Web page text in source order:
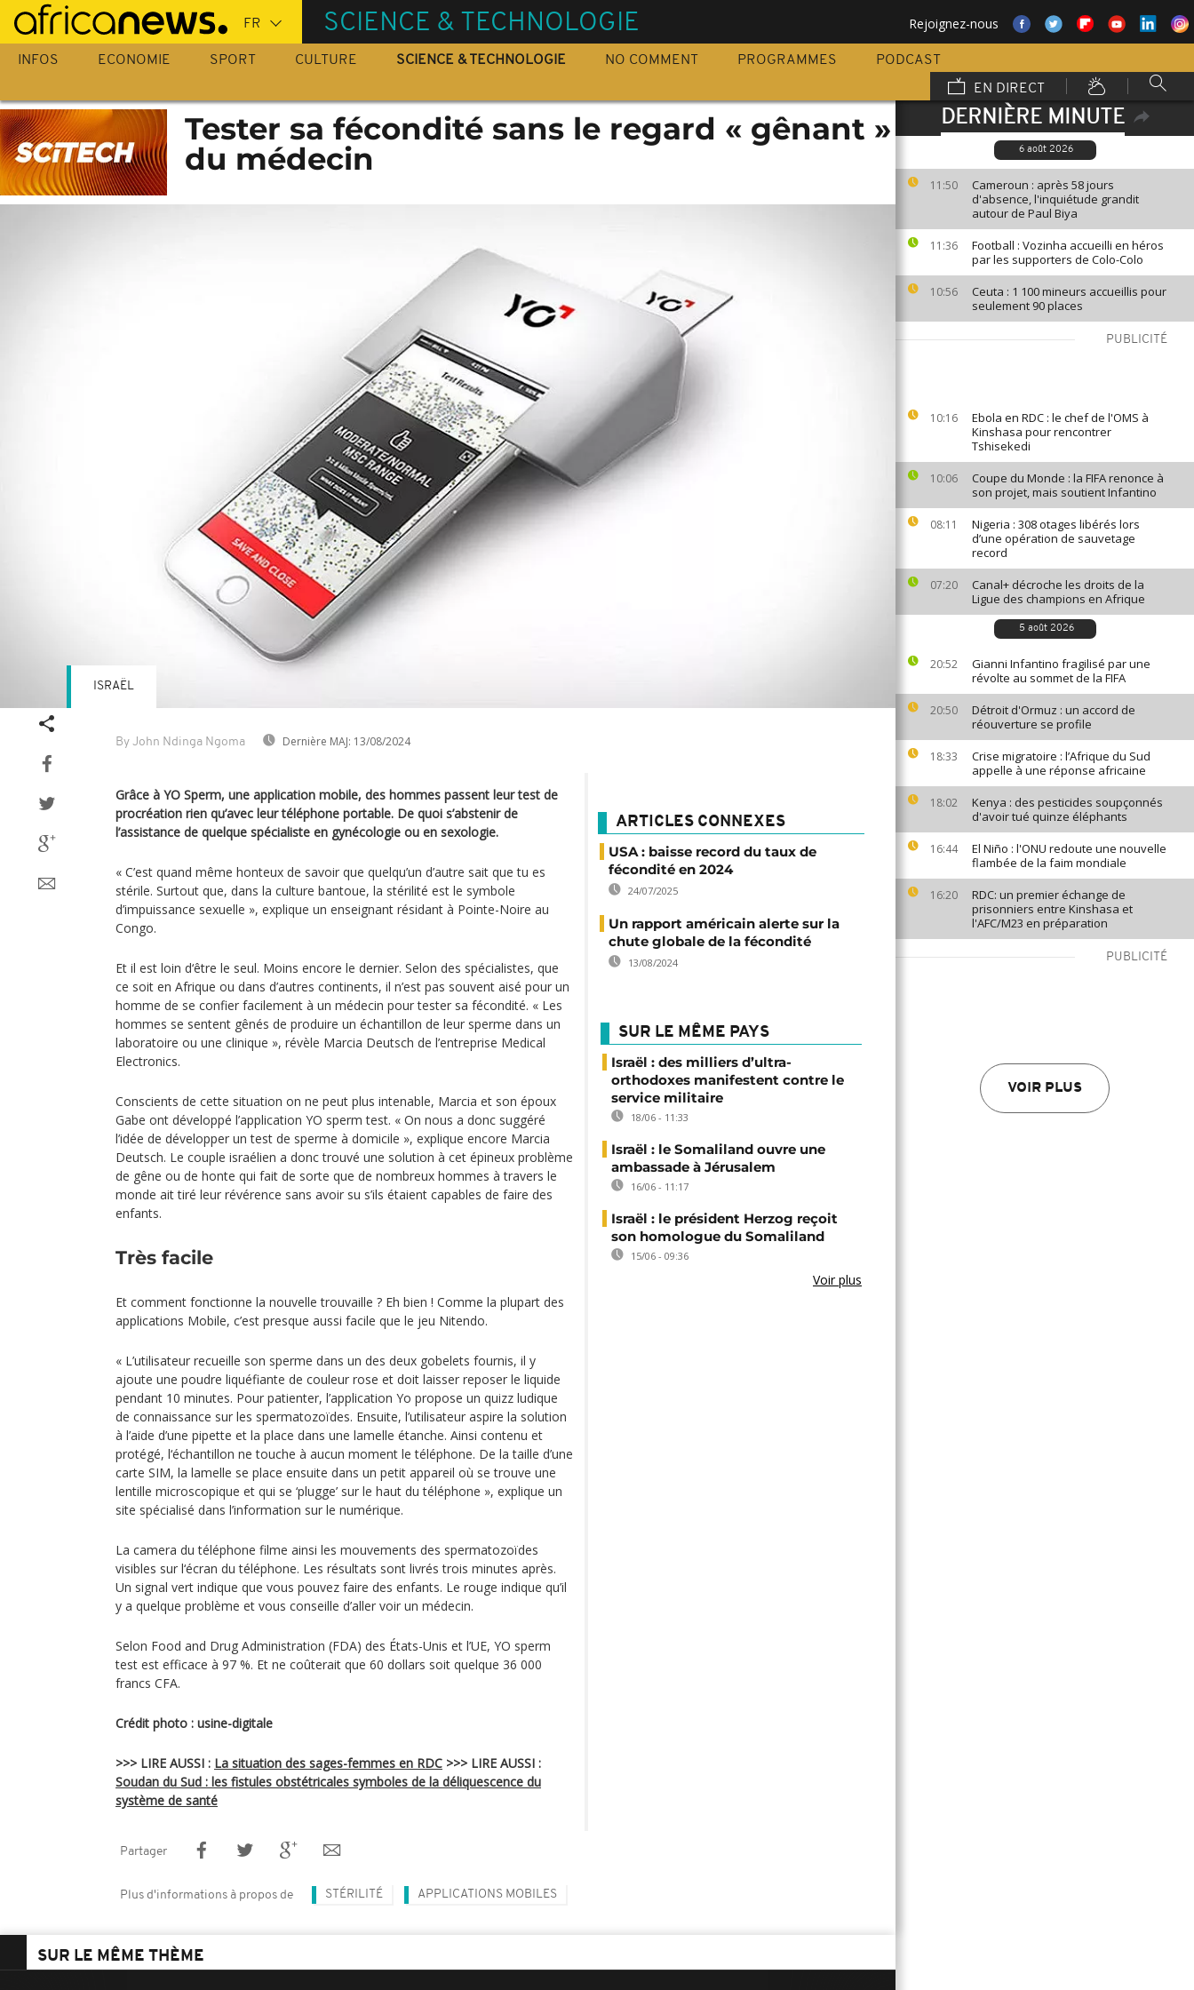
Passer
au
contenu
SCIENCE & TECHNOLOGIE Rejoignez-nous
INFOS ECONOMIE SPORT CULTURE SCIENCE & TECHNOLOGIE NO COMMENT PROGRAMMES
PODCAST
EN DIRECT
DERNIÈRE MINUTE
6 août 2026
11:50
Cameroun : après 58 jours
d'absence, l'inquiétude grandit
autour de Paul Biya
11:36
Football : Vozinha accueilli en héros
par les supporters de Colo-Colo
10:56
Ceuta : 1 100 mineurs accueillis pour
seulement 90 places
PUBLICITÉ
10:16
Ebola en RDC : le chef de l'OMS à
Kinshasa pour rencontrer
Tshisekedi
10:06
Coupe du Monde : la FIFA renonce à
son projet, mais soutient Infantino
08:11
Nigeria : 308 otages libérés lors
d’une opération de sauvetage
record
07:20
Canal+ décroche les droits de la
Ligue des champions en Afrique
5 août 2026
20:52
Gianni Infantino fragilisé par une
révolte au sommet de la FIFA
20:50
Détroit d'Ormuz : un accord de
réouverture se profile
18:33
Crise migratoire : l’Afrique du Sud
appelle à une réponse africaine
18:02
Kenya : des pesticides soupçonnés
d'avoir tué quinze éléphants
16:44
El Niño : l'ONU redoute une nouvelle
flambée de la faim mondiale
16:20
RDC: un premier échange de
prisonniers entre Kinshasa et
l'AFC/M23 en préparation
PUBLICITÉ
VOIR PLUS
Tester sa fécondité sans le regard « gênant »
du médecin
By John Ndinga Ngoma Dernière MAJ: 13/08/2024
ISRAËL
Grâce à YO Sperm, une application mobile, des hommes passent leur test de
procréation rien qu’avec leur téléphone portable. De quoi s’abstenir de
l’assistance de quelque spécialiste en gynécologie ou en sexologie.
« C’est quand même honteux de savoir que quelqu’un d’autre sait que tu es
stérile. Surtout que, dans la culture bantoue, la stérilité est le symbole
d’impuissance sexuelle », explique un enseignant résidant à Pointe-Noire au
Congo.
Et il est loin d‘être le seul. Moins encore le dernier. Selon des spécialistes, que
ce soit en Afrique ou dans d’autres continents, il n’est pas souvent aisé pour un
homme de se confier facilement à un médecin pour tester sa fécondité. « Les
hommes se sentent gênés de produire un échantillon de leur sperme dans un
laboratoire ou une clinique », révèle Marcia Deutsch de l’entreprise Medical
Electronics.
Conscients de cette situation on ne peut plus intenable, Marcia et son époux
Gabe ont développé l’application YO sperm test. « On nous a donc suggéré
l’idée de développer un test de sperme à domicile », explique encore Marcia
Deutsch. Le couple israélien a donc trouvé une solution à cet épineux problème
de gêne ou de honte qui fait de sorte que de nombreux hommes à travers le
monde ait tiré leur révérence sans avoir su s’ils étaient capables de faire des
enfants.
Très facile
Et comment fonctionne la nouvelle trouvaille ? Eh bien ! Comme la plupart des
applications Mobile, c’est presque aussi facile que le jeu Nitendo.
« L’utilisateur recueille son sperme dans un des deux gobelets fournis, il y
ajoute une poudre liquéfiante de couleur rose et doit laisser reposer le liquide
pendant 10 minutes. Pour patienter, l’application Yo propose un quizz ludique
de connaissance sur les spermatozoïdes. Ensuite, l’utilisateur aspire la solution
à l’aide d’une pipette et la place dans une lamelle étanche. Ainsi contenu et
protégé, l‘échantillon ne touche à aucun moment le téléphone. De la taille d’une
carte SIM, la lamelle se place ensuite dans un petit appareil où se trouve une
lentille microscopique et qui se ‘plugge’ sur le haut du téléphone », explique un
site spécialisé dans l’information sur le numérique.
La camera du téléphone filme ainsi les mouvements des spermatozoïdes
visibles sur l‘écran du téléphone. Les résultats sont livrés trois minutes après.
Un signal vert indique que vous pouvez faire des enfants. Le rouge indique qu’il
y a quelque problème et vous conseille d’aller voir un médecin.
Selon Food and Drug Administration (FDA) des États-Unis et l’UE, YO sperm
test est efficace à 97 %. Et ne coûterait que 60 dollars soit quelque 36 000
francs CFA.
Crédit photo : usine-digitale
>>> LIRE AUSSI : La situation des sages-femmes en RDC >>> LIRE AUSSI :
Soudan du Sud : les fistules obstétricales symboles de la déliquescence du
système de santé
ARTICLES CONNEXES
USA : baisse record du taux de
fécondité en 2024
24/07/2025
Un rapport américain alerte sur la
chute globale de la fécondité
13/08/2024
SUR LE MÊME PAYS
Israël : des milliers d’ultra-
orthodoxes manifestent contre le
service militaire
18/06 - 11:33
Israël : le Somaliland ouvre une
ambassade à Jérusalem
16/06 - 11:17
Israël : le président Herzog reçoit
son homologue du Somaliland
15/06 - 09:36
Voir plus
Partager
Plus d'informations à propos de STÉRILITÉ APPLICATIONS MOBILES
SUR LE MÊME THÈME